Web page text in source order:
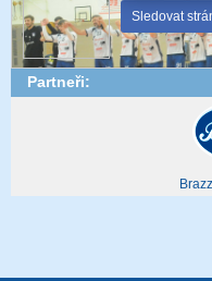
Sledovat
Partneři: